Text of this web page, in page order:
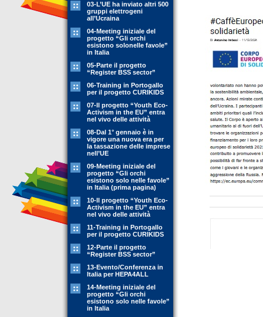
03-L’UE ha inviato altri 500
gruppi elettrogeni
all’Ucraina
04-Meeting iniziale del
progetto “Gli orchi
esistono solonelle favole”
in Italia
05-Parte il progetto
“Register BSS sector”
06-Training in Portogallo
per il progetto CURIKIDS
07-Il progetto “Youth Eco-
Activism in the EU” entra
nel vivo delle attività
08-Dal 1° gennaio è in
vigore una nuova era per
la tassazione delle imprese
nell’UE
09-Meeting iniziale del
progetto “Gli orchi
esistono solo nelle favole”
in Italia (prima pagina)
10-Il progetto “Youth Eco-
Activism in the EU” entra
nel vivo delle attività
11-Training in Portogallo
per il progetto CURIKIDS
12-Parte il progetto
“Register BSS sector”
13-Evento/Conferenza in
Italia per HEPA4ALL
14-Meeting iniziale del
progetto “Gli orchi
esistono solo nelle favole”
in Italia